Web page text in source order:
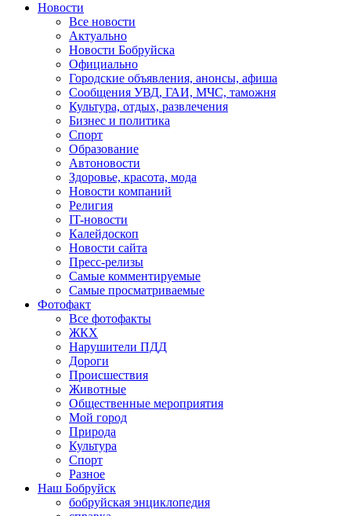
Новости
Все новости
Актуально
Новости Бобруйска
Официально
Городские объявления, анонсы, афиша
Сообщения УВД, ГАИ, МЧС, таможня
Культура, отдых, развлечения
Бизнес и политика
Спорт
Образование
Автоновости
Здоровье, красота, мода
Новости компаний
Религия
IT-новости
Калейдоскоп
Новости сайта
Пресс-релизы
Самые комментируемые
Самые просматриваемые
Фотофакт
Все фотофакты
ЖКХ
Нарушители ПДД
Дороги
Происшествия
Животные
Общественные мероприятия
Мой город
Природа
Культура
Спорт
Разное
Наш Бобруйск
бобруйская энциклопедия